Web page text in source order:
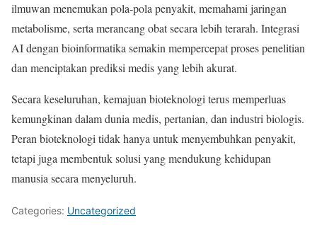
ilmuwan menemukan pola-pola penyakit, memahami jaringan
metabolisme, serta merancang obat secara lebih terarah. Integrasi
AI dengan bioinformatika semakin mempercepat proses penelitian
dan menciptakan prediksi medis yang lebih akurat.
Secara keseluruhan, kemajuan bioteknologi terus memperluas
kemungkinan dalam dunia medis, pertanian, dan industri biologis.
Peran bioteknologi tidak hanya untuk menyembuhkan penyakit,
tetapi juga membentuk solusi yang mendukung kehidupan
manusia secara menyeluruh.
Categories: Uncategorized